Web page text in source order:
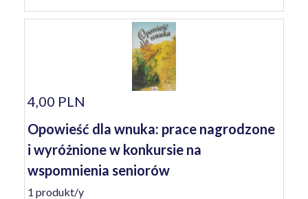
4,00 PLN
Opowieść dla wnuka: prace nagrodzone
i wyróżnione w konkursie na
wspomnienia seniorów
1 produkt/y